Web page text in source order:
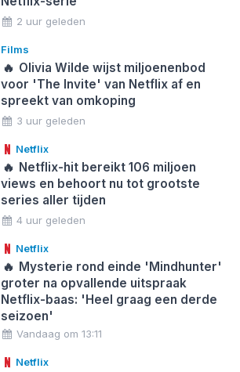
2 uur geleden
Films
🔥 Olivia Wilde wijst miljoenenbod
voor 'The Invite' van Netflix af en
spreekt van omkoping
3 uur geleden
Netflix
🔥 Netflix-hit bereikt 106 miljoen
views en behoort nu tot grootste
series aller tijden
4 uur geleden
Netflix
🔥 Mysterie rond einde 'Mindhunter'
groter na opvallende uitspraak
Netflix-baas: 'Heel graag een derde
seizoen'
Vandaag om 13:11
Netflix